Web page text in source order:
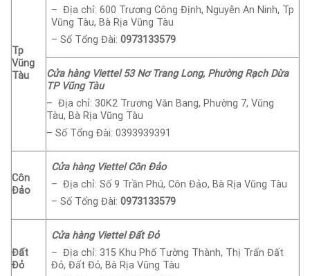
Tp
Vũng
Tàu
– Địa chỉ: 600 Trương Công Định, Nguyễn An Ninh, Tp
Vũng Tàu, Bà Rịa Vũng Tàu
– Số Tổng Đài:0973133579
Cửa hàng Viettel 53 Nơ Trang Long, Phường Rạch Dừa
TP Vũng Tàu
– Địa chỉ: 30K2 Trương Văn Bang, Phường 7, Vũng
Tàu, Bà Rịa Vũng Tàu
– Số Tổng Đài: 0393939391
Côn
Đảo
Cửa hàng Viettel Côn Đảo
– Địa chỉ: Số 9 Trần Phú, Côn Đảo, Bà Rịa Vũng Tàu
– Số Tổng Đài:0973133579
Đất
Đỏ
Cửa hàng Viettel Đất Đỏ
– Địa chỉ: 315 Khu Phố Tường Thành, Thị Trấn Đất
Đỏ, Đất Đỏ, Bà Rịa Vũng Tàu